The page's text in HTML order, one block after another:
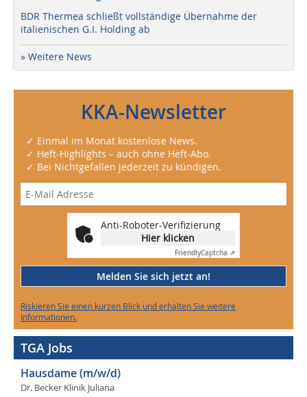
BDR Thermea schließt vollständige Übernahme der
italienischen G.I. Holding ab
» Weitere News
KKA-Newsletter
✓ Einmal im Monat kostenlose News.
✓ Heft-Highlights – auch ohne Heft-Abo.
✓ Bei Nichtgefallen jederzeit zu kündigen.
Anti-Roboter-Verifizierung
Hier klicken
FriendlyCaptcha ⇗
Melden Sie sich jetzt an!
Riskieren Sie einen kurzen Blick und erhalten Sie weitere
Informationen.
TGA Jobs
Hausdame (m/w/d)
Dr. Becker Klinik Juliana